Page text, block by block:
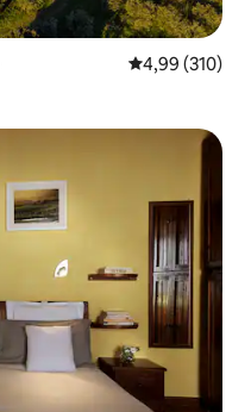
4,99 ud af 5 i
4,99 (310)